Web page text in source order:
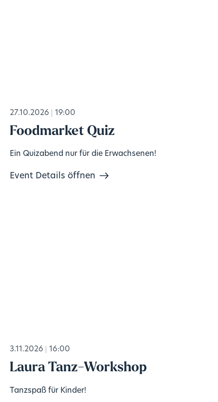
27.10.2026 19:00
Foodmarket Quiz
Ein Quizabend nur für die Erwachsenen!
Event Details öffnen
3.11.2026 16:00
Laura Tanz-Workshop
Tanzspaß für Kinder!